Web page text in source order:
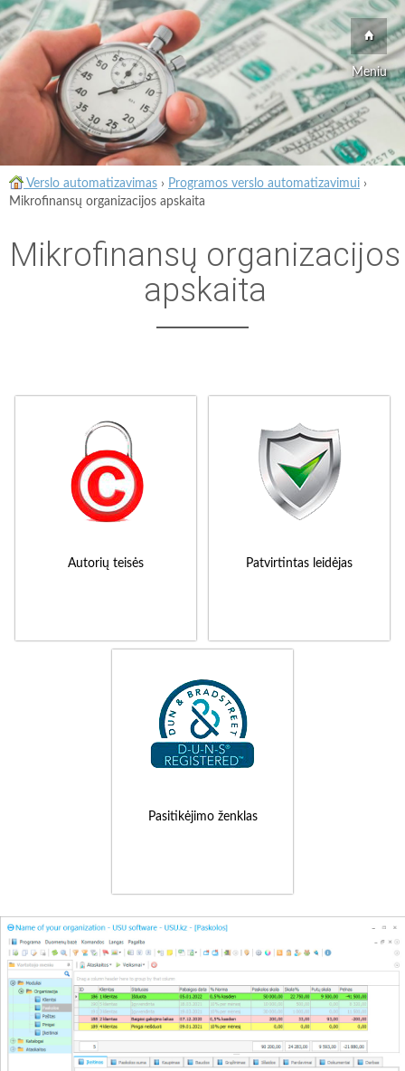
Meniu
Verslo automatizavimas › Programos verslo automatizavimui ›
Mikrofinansų organizacijos apskaita
Mikrofinansų organizacijos
apskaita
Autorių teisės Patvirtintas leidėjas
Pasitikėjimo ženklas